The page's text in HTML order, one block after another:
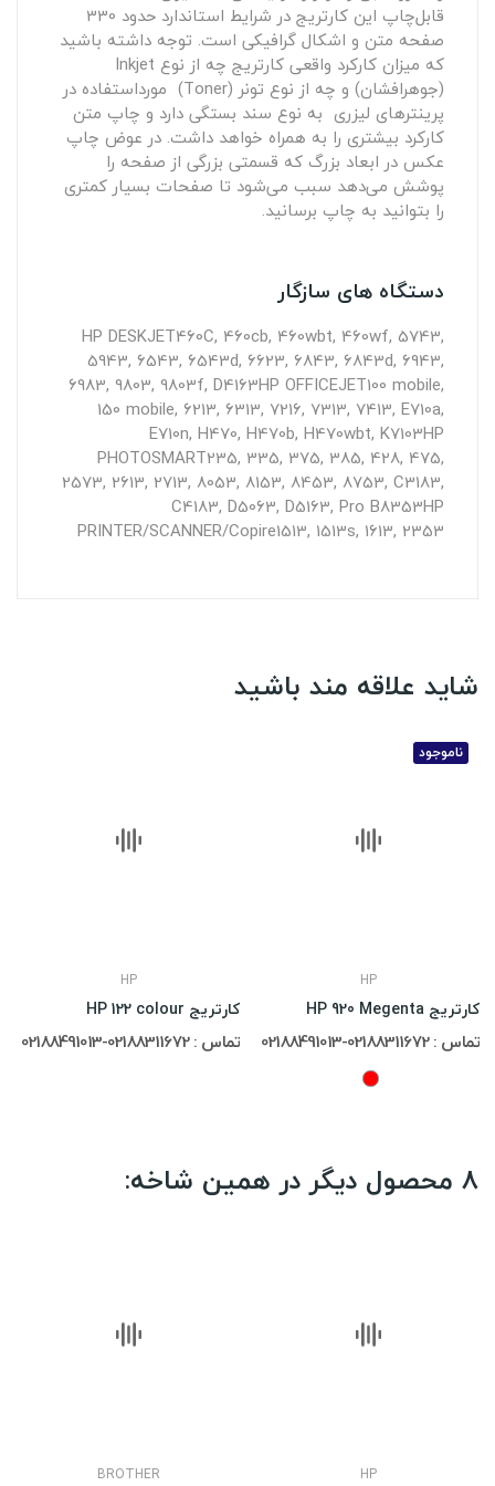
قابل‌چاپ این کارتریج در شرایط استاندارد حدود 330
صفحه متن و اشکال گرافیکی است. توجه داشته باشید
که میزان کارکرد واقعی کارتریج‌ چه از نوع Inkjet
(جوهرافشان) و چه از نوع تونر (Toner) مورداستفاده در
پرینترهای لیزری به نوع سند بستگی دارد و چاپ متن
کارکرد بیشتری را به همراه خواهد داشت. در عوض چاپ
عکس در ابعاد بزرگ که قسمتی بزرگی از صفحه‌ را
پوشش می‌دهد سبب می‌شود تا صفحات بسیار کمتری
را بتوانید به چاپ برسانید.
دستگاه های سازگار
HP DESKJET460C, 460cb, 460wbt, 460wf, 5743,
5943, 6543, 6543d, 6623, 6843, 6843d, 6943,
6983, 9803, 9803f, D4163HP OFFICEJET100 mobile,
150 mobile, 6213, 6313, 7216, 7313, 7413, E710a,
E710n, H470, H470b, H470wbt, K7103HP
PHOTOSMART235, 335, 375, 385, 428, 475,
2573, 2613, 2713, 8053, 8153, 8453, 8753, C3183,
C4183, D5063, D5163, Pro B8353HP
PRINTER/SCANNER/Copire1513, 1513s, 1613, 2353
شاید علاقه مند باشید
HP
کارتریج HP 122 colour
تماس : 02188311672-02188491013
ناموجود
HP
کارتریج HP 920 Megenta
تماس : 02188311672-02188491013
8 محصول دیگر در همین شاخه:
BROTHER HP